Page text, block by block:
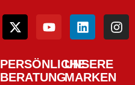
PERSÖNLICHE
BERATUNG
UNSERE
MARKEN